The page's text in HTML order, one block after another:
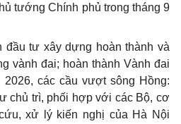
tướng Chính phủ trong tháng 9
đầu tư xây dựng hoàn thành và
vành đai; hoàn thành Vành đai
các cầu vượt sông Hồng:
chủ trì, phối hợp với các Bộ, cơ
xử lý kiến nghị của Hà Nội